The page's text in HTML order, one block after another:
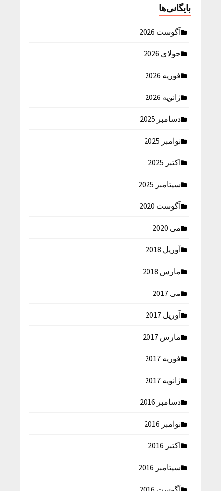
بایگانی‌ها
آگوست 2026
جولای 2026
فوریه 2026
ژانویه 2026
دسامبر 2025
نوامبر 2025
اکتبر 2025
سپتامبر 2025
آگوست 2020
می 2020
آوریل 2018
مارس 2018
می 2017
آوریل 2017
مارس 2017
فوریه 2017
ژانویه 2017
دسامبر 2016
نوامبر 2016
اکتبر 2016
سپتامبر 2016
آگوست 2016